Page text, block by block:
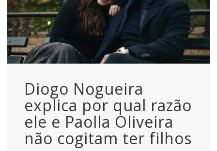
Diogo Nogueira
explica por qual razão
ele e Paolla Oliveira
não cogitam ter filhos